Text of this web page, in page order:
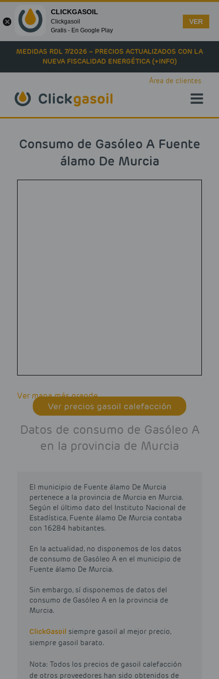
Skip to main content
MEDIDAS RDL 7/2026 – PRECIOS ACTUALIZADOS CON LA
NUEVA FISCALIDAD ENERGÉTICA (+INFO)
Área de clientes
Consumo de Gasóleo A Fuente
álamo De Murcia
Ver mapa más grande
Ver precios gasoil calefacción
Datos de consumo de Gasóleo A
en la provincia de Murcia
El municipio de Fuente álamo De Murcia
pertenece a la provincia de Murcia en Murcia.
Según el último dato del Instituto Nacional de
Estadística, Fuente álamo De Murcia contaba
con 16284 habitantes.
En la actualidad, no disponemos de los datos
de consumo de Gasóleo A en el municipio de
Fuente álamo De Murcia.
Sin embargo, sí disponemos de datos del
consumo de Gasóleo A en la provincia de
Murcia.
ClickGasoil siempre gasoil al mejor precio,
siempre gasoil barato.
Nota: Todos los precios de gasoil calefacción
de otros proveedores han sido obtenidos de
CLICKGASOIL
Clickgasoil
Gratis - En Google Play
VER